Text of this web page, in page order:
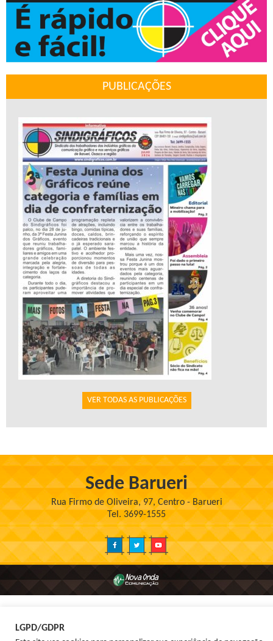
PUBLICAÇÕES
VER TODAS AS PUBLICAÇÕES
Sede Barueri
Rua Firmo de Oliveira, 97, Centro - Barueri
Tel. 3699-1555
LGPD/GDPR